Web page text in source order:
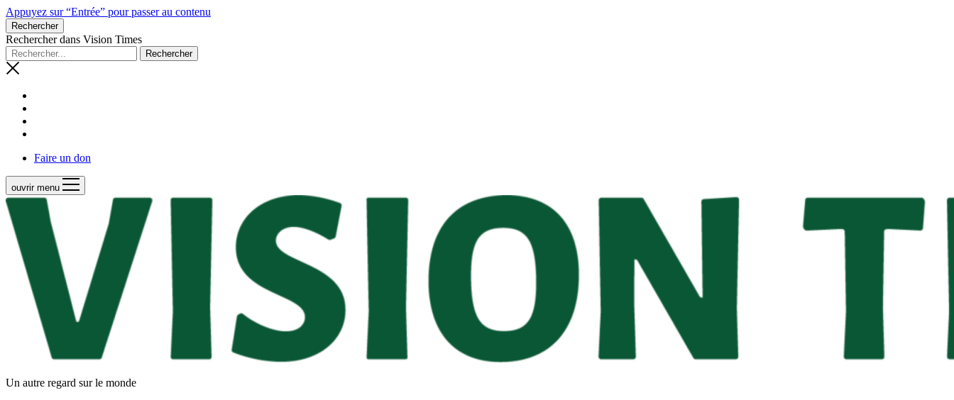
Appuyez sur “Entrée” pour passer au contenu
Rechercher
Rechercher dans Vision Times
Faire un don
ouvrir menu
Un autre regard sur le monde